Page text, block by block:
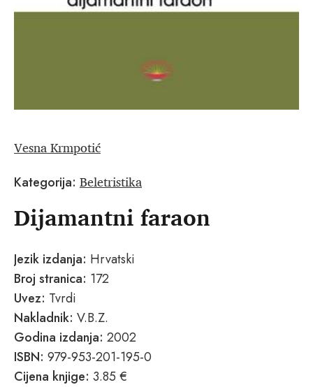
Vesna Krmpotić
Kategorija: Beletristika
Dijamantni faraon
Jezik izdanja: Hrvatski
Broj stranica: 172
Uvez: Tvrdi
Nakladnik: V.B.Z.
Godina izdanja: 2002
ISBN: 979-953-201-195-0
Cijena knjige: 3.85 €